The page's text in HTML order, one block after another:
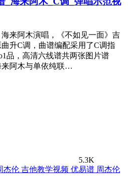
来阿木演唱，《不如见一面》吉
升C调，曲谱编配采用了C调指
品，高清六线谱共两张图片谱
来阿木与单依纯联…
5.3K
周杰伦